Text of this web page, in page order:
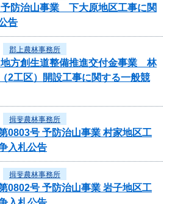
予防治山事業 下大原地区工事に関
告
郡上農林事務所
地方創生道整備推進交付金事業 林
2工区）開設工事に関する一般競
揖斐農林事務所
0803号 予防治山事業 村家地区工
入札公告
揖斐農林事務所
0802号 予防治山事業 岩子地区工